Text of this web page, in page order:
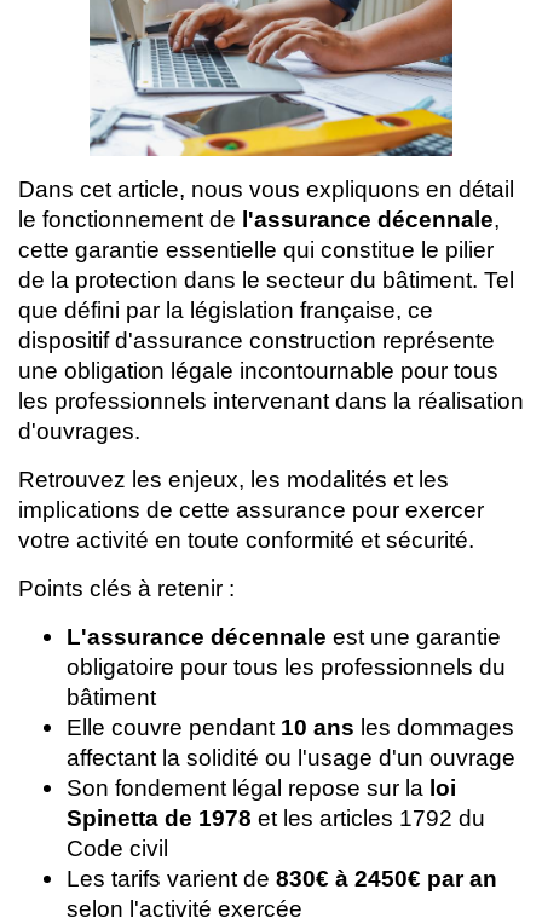
Dans cet article, nous vous expliquons en détail
le fonctionnement de l'assurance décennale,
cette garantie essentielle qui constitue le pilier
de la protection dans le secteur du bâtiment. Tel
que défini par la législation française, ce
dispositif d'assurance construction représente
une obligation légale incontournable pour tous
les professionnels intervenant dans la réalisation
d'ouvrages.
Retrouvez les enjeux, les modalités et les
implications de cette assurance pour exercer
votre activité en toute conformité et sécurité.
Points clés à retenir :
L'assurance décennale est une garantie
obligatoire pour tous les professionnels du
bâtiment
Elle couvre pendant 10 ans les dommages
affectant la solidité ou l'usage d'un ouvrage
Son fondement légal repose sur la loi
Spinetta de 1978 et les articles 1792 du
Code civil
Les tarifs varient de 830€ à 2450€ par an
selon l'activité exercée